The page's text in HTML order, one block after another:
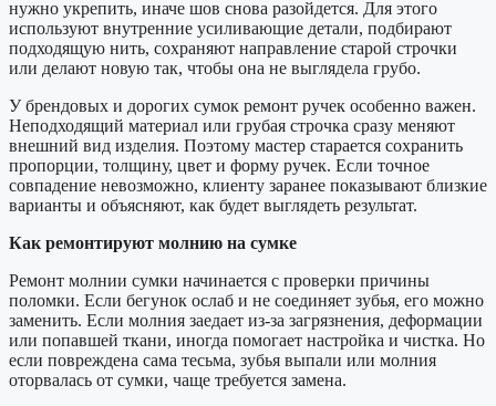
нужно укрепить, иначе шов снова разойдется. Для этого
используют внутренние усиливающие детали, подбирают
подходящую нить, сохраняют направление старой строчки
или делают новую так, чтобы она не выглядела грубо.
У брендовых и дорогих сумок ремонт ручек особенно важен.
Неподходящий материал или грубая строчка сразу меняют
внешний вид изделия. Поэтому мастер старается сохранить
пропорции, толщину, цвет и форму ручек. Если точное
совпадение невозможно, клиенту заранее показывают близкие
варианты и объясняют, как будет выглядеть результат.
Как ремонтируют молнию на сумке
Ремонт молнии сумки начинается с проверки причины
поломки. Если бегунок ослаб и не соединяет зубья, его можно
заменить. Если молния заедает из-за загрязнения, деформации
или попавшей ткани, иногда помогает настройка и чистка. Но
если повреждена сама тесьма, зубья выпали или молния
оторвалась от сумки, чаще требуется замена.